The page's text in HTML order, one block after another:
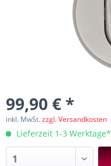
99,90 € *
inkl. MwSt.zzgl. Versandkosten
Lieferzeit 1-3 Werktage*